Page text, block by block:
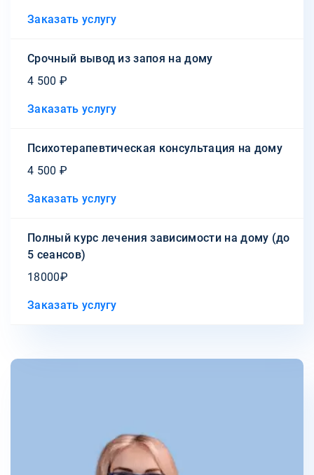
Заказать услугу
Срочный вывод из запоя на дому
4 500 ₽
Заказать услугу
Психотерапевтическая консультация на дому
4 500 ₽
Заказать услугу
Полный курс лечения зависимости на дому (до
5 сеансов)
18000₽
Заказать услугу